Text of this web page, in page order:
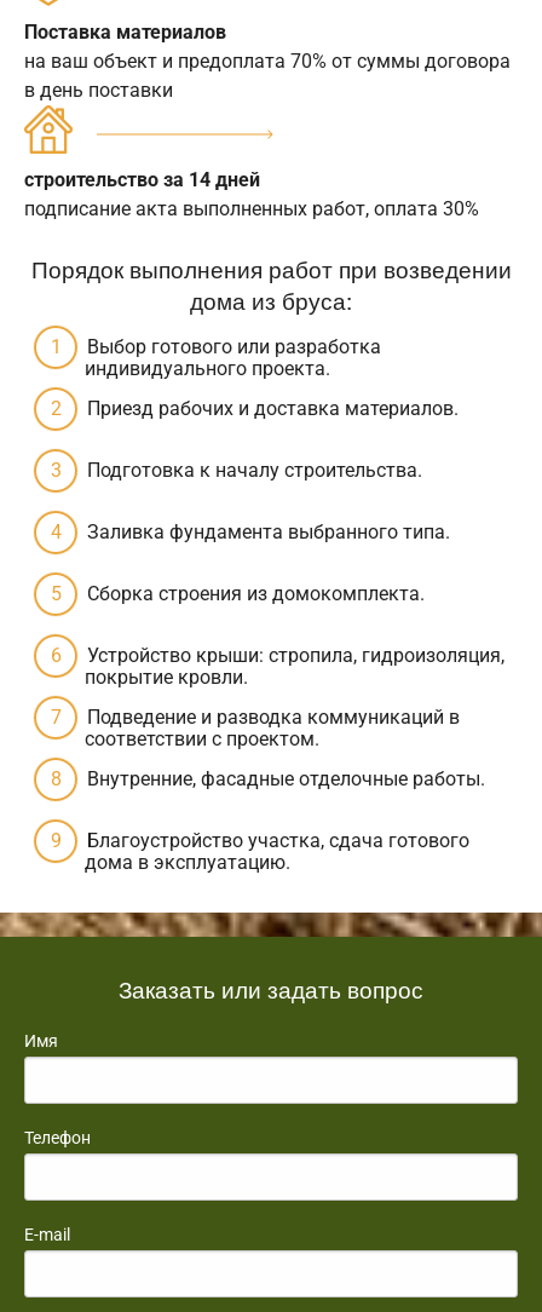
Поставка материалов
на ваш объект и предоплата 70% от суммы договора
в день поставки
строительство за 14 дней
подписание акта выполненных работ, оплата 30%
Порядок выполнения работ при возведении
дома из бруса:
Выбор готового или разработка
индивидуального проекта.
Приезд рабочих и доставка материалов.
Подготовка к началу строительства.
Заливка фундамента выбранного типа.
Сборка строения из домокомплекта.
Устройство крыши: стропила, гидроизоляция,
покрытие кровли.
Подведение и разводка коммуникаций в
соответствии с проектом.
Внутренние, фасадные отделочные работы.
Благоустройство участка, сдача готового
дома в эксплуатацию.
Заказать или задать вопрос
Имя
Телефон
E-mail